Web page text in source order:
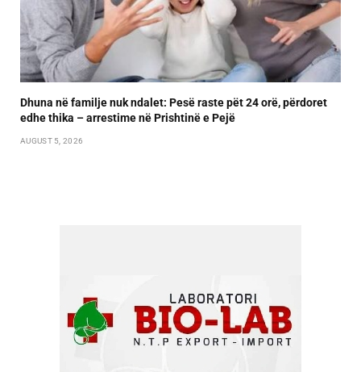
Dhuna në familje nuk ndalet: Pesë raste pët 24 orë, përdoret
edhe thika – arrestime në Prishtinë e Pejë
AUGUST 5, 2026